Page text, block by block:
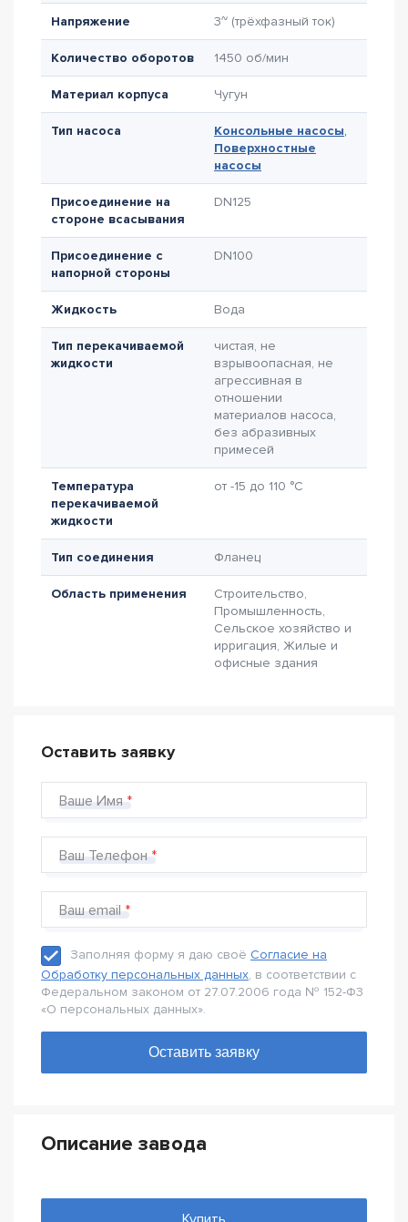
Напряжение 3~ (трёхфазный ток)
Количество оборотов 1450 об/мин
Материал корпуса Чугун
Тип насоса Консольные насосы,
Поверхностные
насосы
Присоединение на
стороне всасывания
DN125
Присоединение с
напорной стороны
DN100
Жидкость Вода
Тип перекачиваемой
жидкости
чистая, не
взрывоопасная, не
агрессивная в
отношении
материалов насоса,
без абразивных
примесей
Температура
перекачиваемой
жидкости
от -15 до 110 °C
Тип соединения Фланец
Область применения
Строительство,
Промышленность,
Сельское хозяйство и
ирригация, Жилые и
офисные здания
Оставить заявку
Ваше Имя
Ваш Телефон
Ваш email
Заполняя форму я даю своё Согласие на
Обработку персональных данных, в соответствии с
Федеральном законом от 27.07.2006 года № 152-Ф3
«О персональных данных».
Описание завода